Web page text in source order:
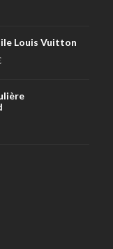
Louis Vuitton